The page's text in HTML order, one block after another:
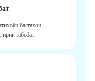
бастаҳои
табобат